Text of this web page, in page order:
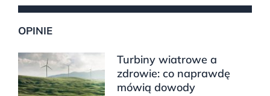
OPINIE
Turbiny wiatrowe a
zdrowie: co naprawdę
mówią dowody